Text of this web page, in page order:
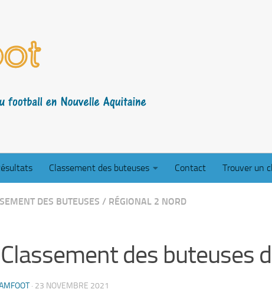
Classement des buteuses Contact Trouver un
DES BUTEUSES / RÉGIONAL 2 NORD
Classement des buteuses
· 23 NOVEMBRE 2021